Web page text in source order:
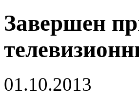
Завершен
01.10.2013